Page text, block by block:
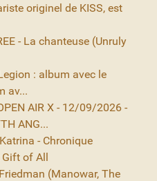
originel de KISS, est
- La chanteuse (Unruly
: album avec le
av...
AIR X - 12/09/2026 -
ANG...
- Chronique
Gift of All
(Manowar, The